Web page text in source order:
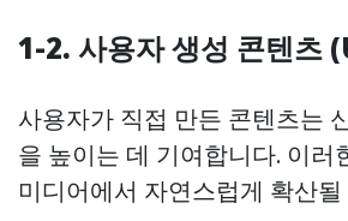
1-2. 사용자 생성 콘텐츠
사용자가 직접 만든 콘텐츠는
을 높이는 데 기여합니다. 이러
미디어에서 자연스럽게 확산